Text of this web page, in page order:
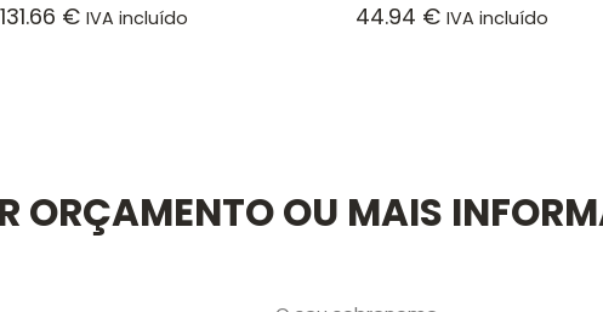
131.66 € IVA incluído 44.94 € IVA incluído
ORÇAMENTO OU MAIS